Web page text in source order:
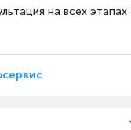
на всех этапах